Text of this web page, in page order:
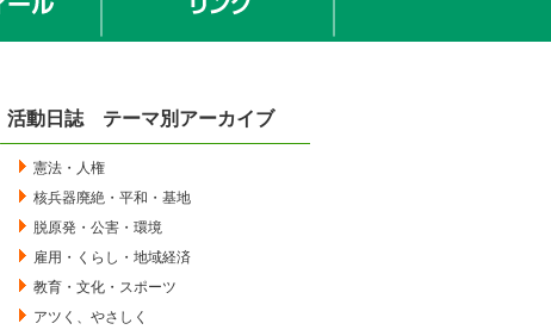
活動日誌 テーマ別アーカイブ
憲法・人権
核兵器廃絶・平和・基地
脱原発・公害・環境
雇用・くらし・地域経済
教育・文化・スポーツ
アツく、やさしく